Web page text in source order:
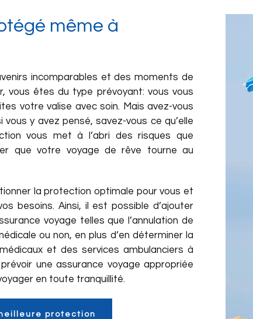
même à
incomparables et des moments de
vous êtes du type prévoyant: vous vous
votre valise avec soin. Mais avez-vous
y avez pensé, savez-vous ce qu’elle
vous met à l’abri des risques que
que votre voyage de rêve tourne au
la protection optimale pour vous et
besoins. Ainsi, il est possible d’ajouter
voyage telles que l’annulation de
ou non, en plus d’en déterminer la
et des services ambulanciers à
une assurance voyage appropriée
en toute tranquillité.
protection